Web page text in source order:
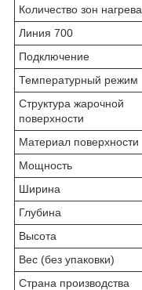
Количество зон нагрева
Линия 700
Подключение
Температурный режим
Структура жарочной
поверхности
Материал поверхности
Мощность
Ширина
Глубина
Высота
Вес (без упаковки)
Страна производства